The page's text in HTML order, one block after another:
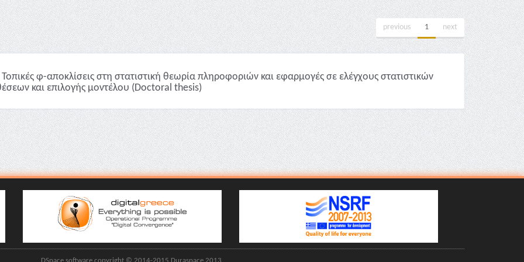
previous 1 next
φ-αποκλίσεις στη στατιστική θεωρία πληροφοριών και εφαρμογές σε ελέγχους στατιστικών
και επιλογής μοντέλου (Doctoral thesis)